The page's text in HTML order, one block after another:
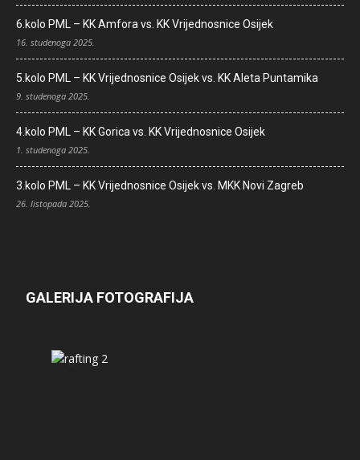
6.kolo PML – KK Amfora vs. KK Vrijednosnice Osijek
16. studenoga 2025.
5.kolo PML – KK Vrijednosnice Osijek vs. KK Aleta Puntamika
9. studenoga 2025.
4.kolo PML – KK Gorica vs. KK Vrijednosnice Osijek
1. studenoga 2025.
3.kolo PML – KK Vrijednosnice Osijek vs. MKK Novi Zagreb
26. listopada 2025.
GALERIJA FOTOGRAFIJA